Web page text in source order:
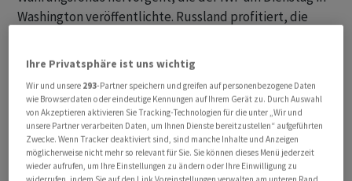
Washington veröffentlichte. Russland profitiert, die
Weltwirtschaft steht vor einem weiteren schwierigen
Test», sagte IWF-Chefökonom Pierre-Olivier Gourinchas.
⁠Die Weltwirtschaft dürfte dieses Jahr um 3,1 Prozent
wachsen, das sind 0,2 Punkte weniger als im Januar
vorausgesagt. 2027 dürften es unverändert 3,2 Prozent
sein. Die Inflation ‌wird rund um den Globus deutlich
anziehen. Die Politik sollte darauf mit gezielten
Ihre Privatsphäre ist uns wichtig
Wir und unsere 293-Partner speichern und greifen auf personenbezogene Daten
wie Browserdaten oder eindeutige Kennungen auf Ihrem Gerät zu. Durch Auswahl
von Akzeptieren aktivieren Sie Tracking-Technologien für die unter „Wir und
unsere Partner verarbeiten Daten, um Ihnen Dienste bereitzustellen“ aufgeführten
Zwecke. Wenn Tracker deaktiviert sind, sind manche Inhalte und Anzeigen
möglicherweise nicht mehr so relevant für Sie. Sie können dieses Menü jederzeit
wieder aufrufen, um Ihre Einstellungen zu ändern oder Ihre Einwilligung zu